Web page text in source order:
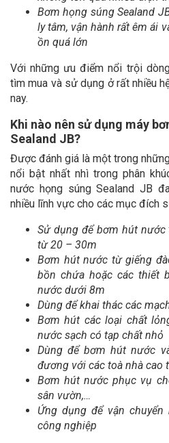
Bơm họng súng Sealand
ly tâm, vận hành rất êm ái
ồn quá lớn
Với những ưu điểm nổi trội
tìm mua và sử dụng ở rất nhiều
nay.
Khi nào nên sử dụng máy
Sealand JB?
Được đánh giá là một trong
nổi bật nhất nhì trong phân
nước họng súng Sealand JB
nhiều lĩnh vực cho các mục đích
Sử dụng để bơm hút
từ 20 – 30m
Bơm hút nước từ giếng
bồn chứa hoặc các thiết
nước dưới 8m
Dùng để khai thác các
Bơm hút các loại chất
nước sạch có tạp chất nhỏ
Dùng để bơm hút nước
đương với các toà nhà cao
Bơm hút nước phục vụ
sân vườn,…
Ứng dụng để vận
công nghiệp